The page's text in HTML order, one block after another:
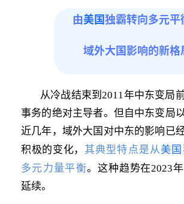
由美国独霸转向多元平
域外大国影响的新格
从冷战结束到2011年中东变局前
事务的绝对主导者。但自中东变局
近几年，域外大国对中东的影响已
积极的变化， 其典型特点是从美国
多元力量平衡。这种趋势在2023
延续。